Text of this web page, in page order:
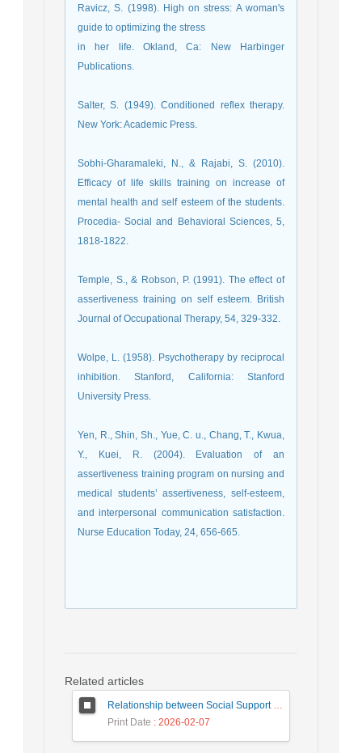
Ravicz, S. (1998). High on stress: A woman's
guide to optimizing the stress
in her life. Okland, Ca: New Harbinger
Publications.
Salter, S. (1949). Conditioned reflex therapy.
New York: Academic Press.
Sobhi-Gharamaleki, N., & Rajabi, S. (2010).
Efficacy of life skills training on increase of
mental health and self esteem of the students.
Procedia- Social and Behavioral Sciences, 5,
1818-1822.
Temple, S., & Robson, P. (1991). The effect of
assertiveness training on self esteem. British
Journal of Occupational Therapy, 54, 329-332.
Wolpe, L. (1958). Psychotherapy by reciprocal
inhibition. Stanford, California: Stanford
University Press.
Yen, R., Shin, Sh., Yue, C. u., Chang, T., Kwua,
Y., Kuei, R. (2004). Evaluation of an
assertiveness training program on nursing and
medical students’ assertiveness, self-esteem,
and interpersonal communication satisfaction.
Nurse Education Today, 24, 656-665.
Related articles
Relationship between Social Support Perception and Suicide Risk in Transsexual People: Mediation Role of Depression
Print Date : 2026-02-07